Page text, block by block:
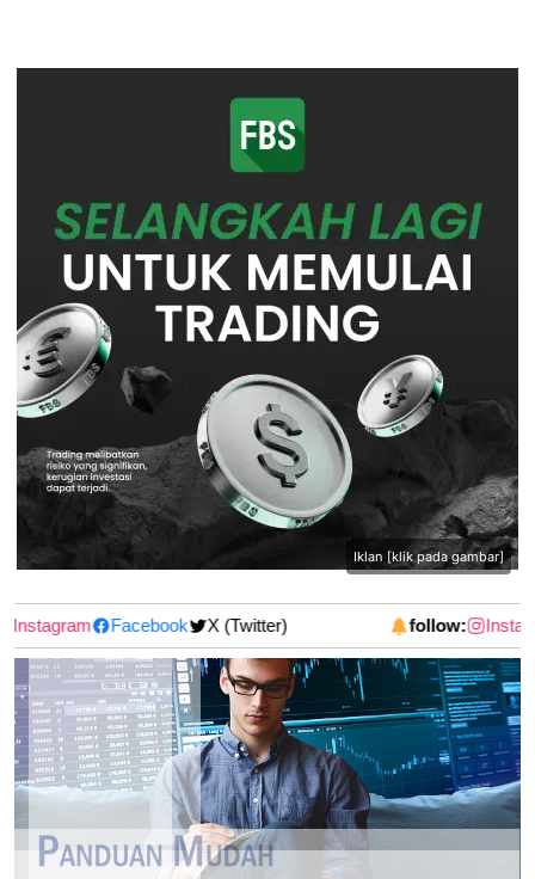
Iklan [klik pada gambar]
Instagram Facebook X (Twitter) follow: